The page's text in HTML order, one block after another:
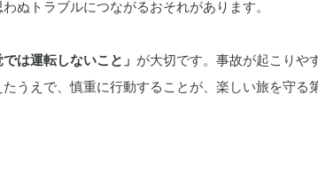
ぬトラブルにつながるおそれがあります。
は運転しないこと」 が大切です。事故が起こりや
うえで、慎重に行動することが、楽しい旅を守る